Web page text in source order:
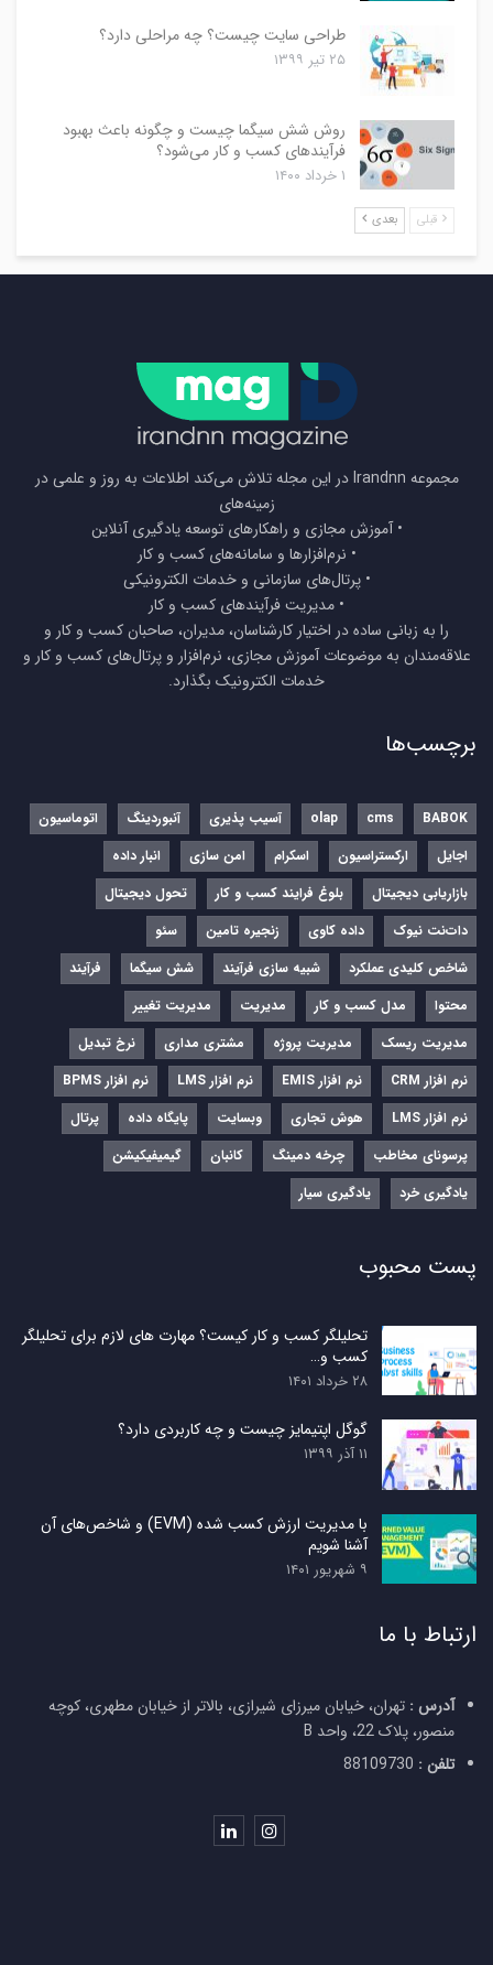
طراحی سایت چیست؟ چه مراحلی دارد؟
۲۵ تیر ۱۳۹۹
روش شش سیگما چیست و چگونه باعث بهبود
فرآیندهای کسب و کار می‌شود؟
۱ خرداد ۱۴۰۰
قبلی بعدی
مجموعه Irandnn در این مجله تلاش می‌کند اطلاعات به روز و علمی در
زمینه‌های
• آموزش مجازی و راهکارهای توسعه یادگیری آنلاین
• نرم‌افزارها و سامانه‌های کسب و کار
• پرتال‌های سازمانی و خدمات الکترونیکی
• مدیریت فرآیندهای کسب و کار
را به زبانی ساده در اختیار کارشناسان، مدیران، صاحبان کسب و کار و
علاقه‌مندان به موضوعات آموزش مجازی، نرم‌افزار و پرتال‌های کسب و کار و
خدمات الکترونیک بگذارد.
برچسب‌ها
BABOK
cms
olap آسیب پذیری آنبوردینگ
اتوماسیون
اجایل
ارکستراسیون اسکرام امن سازی
انبار داده
بازاریابی دیجیتال
بلوغ فرایند کسب و کار
تحول دیجیتال
دات‌نت نیوک
داده کاوی زنجیره تامین
سئو
شاخص کلیدی عملکرد
شبیه سازی فرآیند شش سیگما
فرآیند
محتوا
مدل کسب و کار مدیریت
مدیریت تغییر
مدیریت ریسک
مدیریت پروژه مشتری مداری
نرخ تبدیل
نرم‌ افزار CRM
نرم‌ افزار EMIS نرم‌ افزار LMS
نرم افزار BPMS
نرم افزار LMS
هوش تجاری وبسایت پایگاه داده
پرتال
پرسونای مخاطب
چرخه دمینگ کانبان
گیمیفیکیشن
یادگیری خرد
یادگیری سیار
پست محبوب
تحلیلگر کسب و کار کیست؟ مهارت های لازم برای تحلیلگر
کسب و…
۲۸ خرداد ۱۴۰۱
گوگل اپتیمایز چیست و چه کاربردی دارد؟
۱۱ آذر ۱۳۹۹
با مدیریت ارزش کسب شده (EVM) و شاخص‌های آن
آشنا شویم
۹ شهریور ۱۴۰۱
ارتباط با ما
آدرس : تهران، خیابان میرزای شیرازی، بالاتر از خیابان مطهری، کوچه
منصور، پلاک 22، واحد B
تلفن :